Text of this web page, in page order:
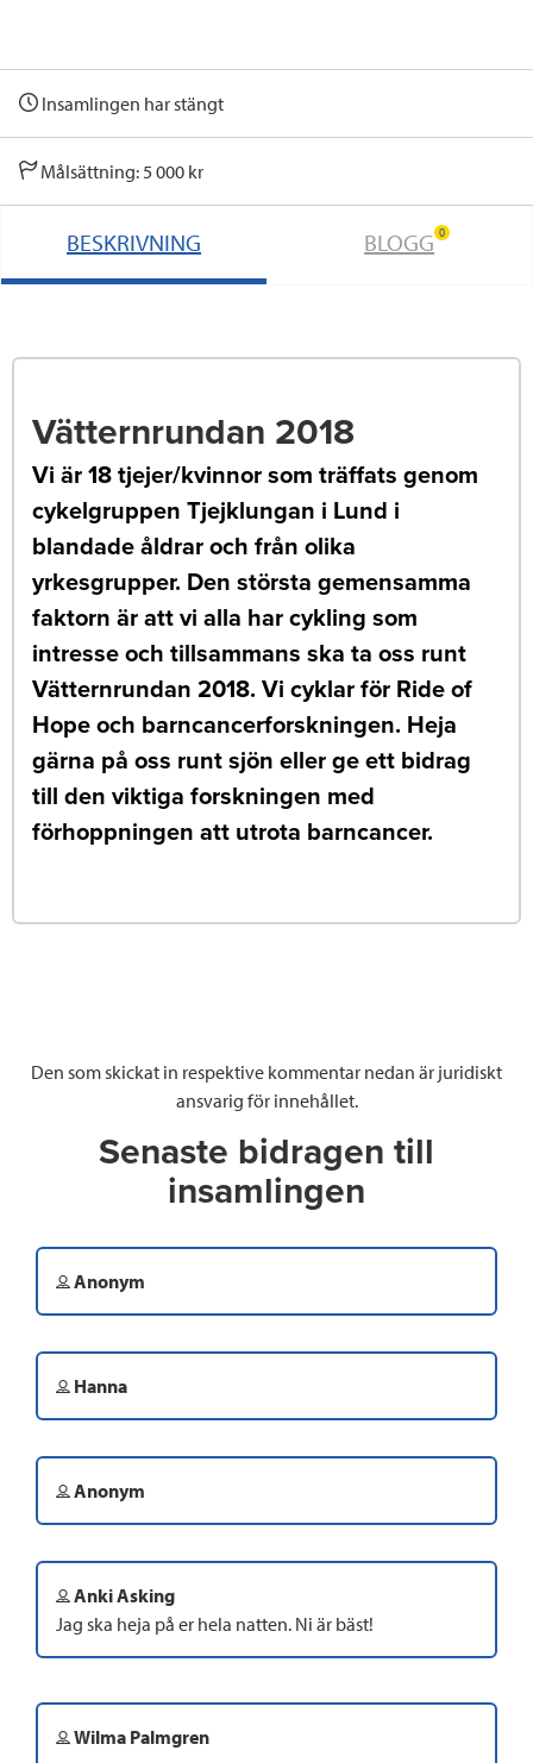
Insamlingen har stängt
Målsättning: 5 000 kr
BESKRIVNING BLOGG 0
Vätternrundan 2018
Vi är 18 tjejer/kvinnor som träffats genom
cykelgruppen Tjejklungan i Lund i
blandade åldrar och från olika
yrkesgrupper. Den största gemensamma
faktorn är att vi alla har cykling som
intresse och tillsammans ska ta oss runt
Vätternrundan 2018. Vi cyklar för Ride of
Hope och barncancerforskningen. Heja
gärna på oss runt sjön eller ge ett bidrag
till den viktiga forskningen med
förhoppningen att utrota barncancer.
Den som skickat in respektive kommentar nedan är juridiskt
ansvarig för innehållet.
Senaste bidragen till
insamlingen
Anonym
Hanna
Anonym
Anki Asking
Jag ska heja på er hela natten. Ni är bäst!
Wilma Palmgren